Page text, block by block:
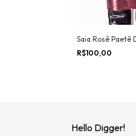
Saia Rosê Paetê
R$100,00
Hello Digger!